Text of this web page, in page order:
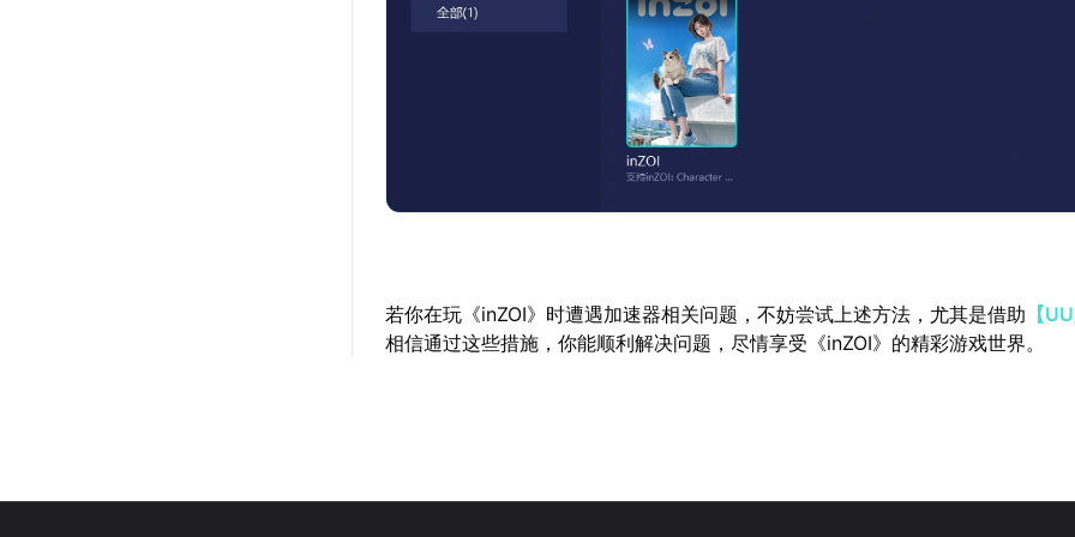
若你在玩《inZOI》时遭遇加速器相关问题，不妨尝试上述方法，尤其是借助 【
相信通过这些措施，你能顺利解决问题，尽情享受《inZOI》的精彩游戏世界。